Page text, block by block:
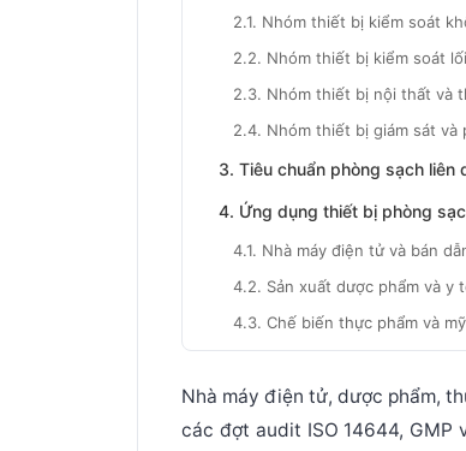
2.1. Nhóm thiết bị kiểm soát
2.2. Nhóm thiết bị kiểm soát
2.3. Nhóm thiết bị nội thất và
2.4. Nhóm thiết bị giám sát và
3. Tiêu chuẩn phòng sạch
4. Ứng dụng thiết bị phòng
4.1. Nhà máy điện tử và bán
4.2. Sản xuất dược phẩm và y
4.3. Chế biến thực phẩm và
5. Cách chọn thiết bị phòng
Bước 1: Xác định cấp ISO yêu
Nhà máy điện tử, dược phẩm,
các đợt audit ISO 14644, GMP